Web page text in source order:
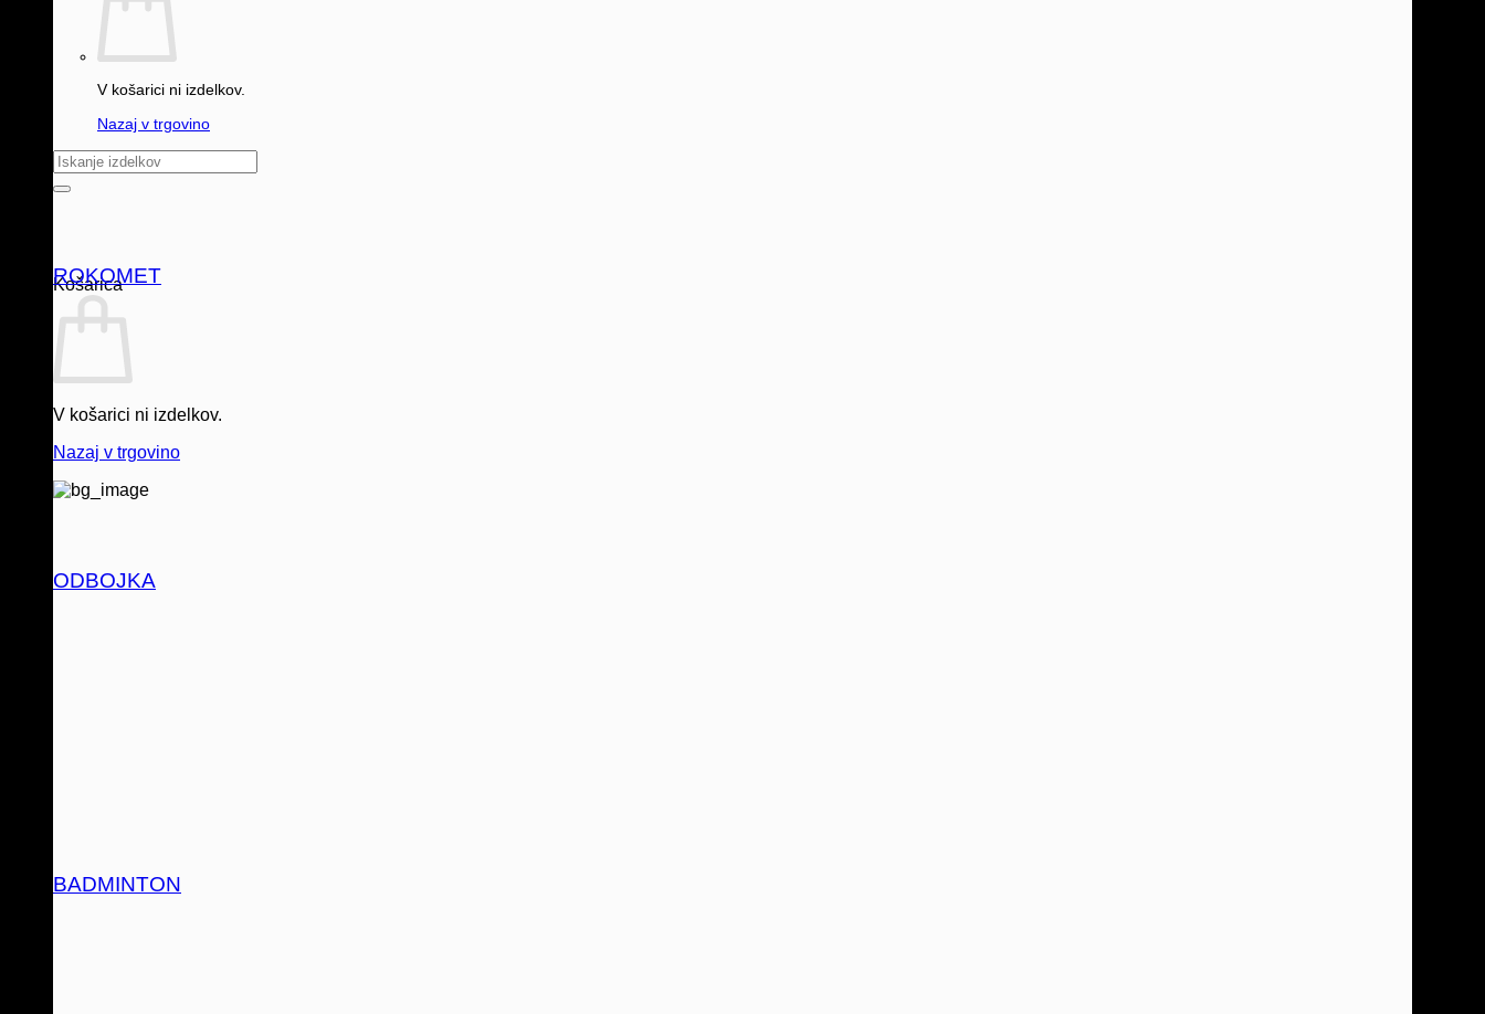
V košarici ni izdelkov.
Nazaj v trgovino
Išči:
Košarica
V košarici ni izdelkov.
Nazaj v trgovino
ROKOMET
ODBOJKA
BADMINTON